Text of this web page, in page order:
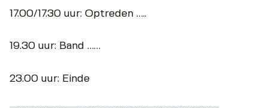
17.00/17.30 uur: Optreden …..
19.30 uur: Band ……
23.00 uur: Einde